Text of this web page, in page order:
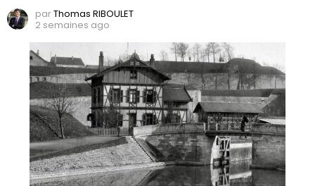
parThomas RIBOULET
2 semaines ago